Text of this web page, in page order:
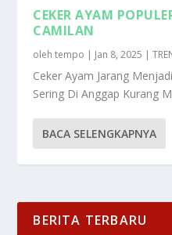
CEKER AYAM
CAMILAN
olehtempo | Jan 8, 2025 |
Ceker Ayam Jarang
Sering Di Anggap Kurang
BACA SELENGKAPNYA
BERITA TERBARU